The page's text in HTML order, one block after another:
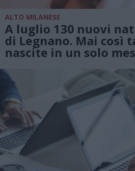
ALTO MILANESE
A luglio 130 nuovi
di Legnano. Mai così
nascite in un solo